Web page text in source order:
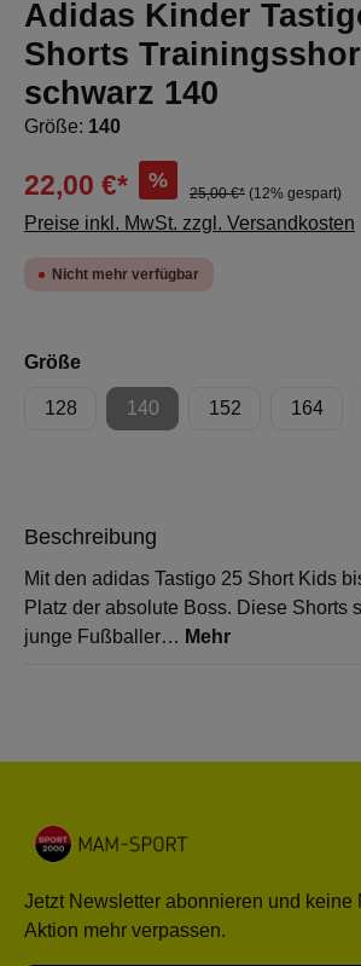
Adidas Kinder
Shorts
schwarz 140
Größe: 140
22,00 €* %
25,00 €* (12% gespart)
Preise inkl. MwSt. zzgl. Versandkosten
Nicht mehr verfügbar
Größeauswählen
128 140
(Diese Option ist zurzeit
152 164
Beschreibung
Mit den adidas Tastigo 25 Short Kids
Platz der absolute Boss. Diese Shorts
junge Fußballer… Mehr
Jetzt Newsletter abonnieren und keine
Aktion mehr verpassen.